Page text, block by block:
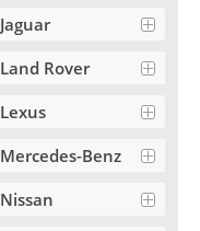
Jaguar
Land Rover
Lexus
Mercedes-Benz
Nissan